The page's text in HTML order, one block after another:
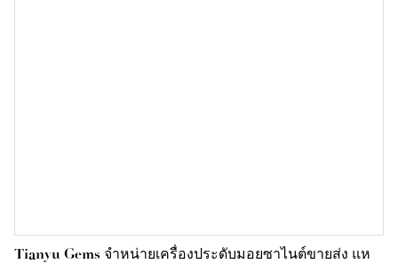
Tianyu Gems จำหน่ายเครื่องประดับมอยซาไนต์ขายส่ง แห